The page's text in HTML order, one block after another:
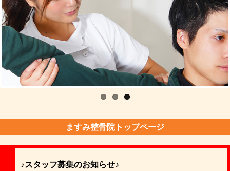
ますみ整骨院トップページ
♪スタッフ募集のお知らせ♪